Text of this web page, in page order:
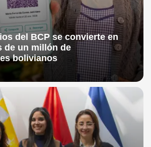
del BCP se convierte en
de un millón de
bolivianos